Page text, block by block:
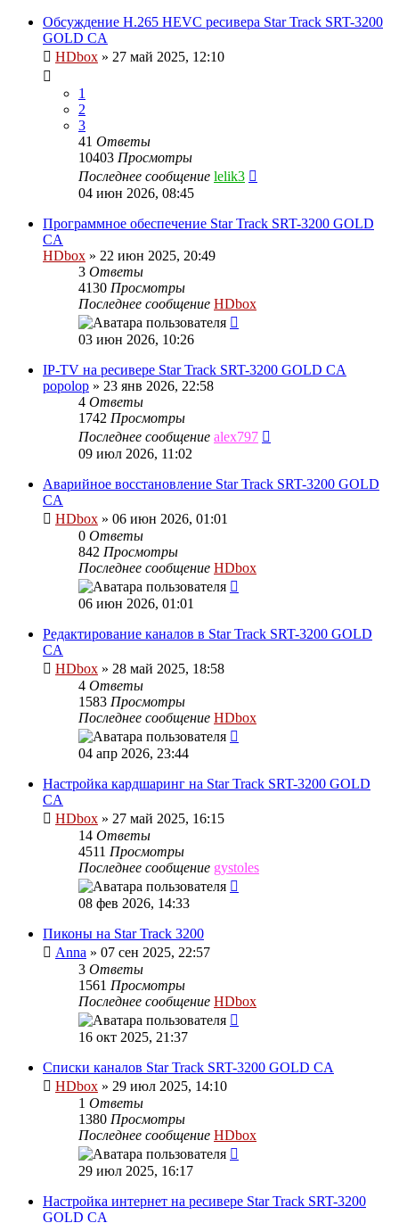
Обсуждение H.265 HEVC ресивера Star Track SRT-3200
GOLD CA
HDbox » 27 май 2025, 12:10
1
2
3
41 Ответы
10403 Просмотры
Последнее сообщение lelik3
04 июн 2026, 08:45
Программное обеспечение Star Track SRT-3200 GOLD
CA
HDbox » 22 июн 2025, 20:49
3 Ответы
4130 Просмотры
Последнее сообщение HDbox
03 июн 2026, 10:26
IP-TV на ресивере Star Track SRT-3200 GOLD CA
popolop » 23 янв 2026, 22:58
4 Ответы
1742 Просмотры
Последнее сообщение alex797
09 июл 2026, 11:02
Аварийное восстановление Star Track SRT-3200 GOLD
CA
HDbox » 06 июн 2026, 01:01
0 Ответы
842 Просмотры
Последнее сообщение HDbox
06 июн 2026, 01:01
Редактирование каналов в Star Track SRT-3200 GOLD
CA
HDbox » 28 май 2025, 18:58
4 Ответы
1583 Просмотры
Последнее сообщение HDbox
04 апр 2026, 23:44
Настройка кардшаринг на Star Track SRT-3200 GOLD
CA
HDbox » 27 май 2025, 16:15
14 Ответы
4511 Просмотры
Последнее сообщение gystoles
08 фев 2026, 14:33
Пиконы на Star Track 3200
Anna » 07 сен 2025, 22:57
3 Ответы
1561 Просмотры
Последнее сообщение HDbox
16 окт 2025, 21:37
Списки каналов Star Track SRT-3200 GOLD CA
HDbox » 29 июл 2025, 14:10
1 Ответы
1380 Просмотры
Последнее сообщение HDbox
29 июл 2025, 16:17
Настройка интернет на ресивере Star Track SRT-3200
GOLD CA